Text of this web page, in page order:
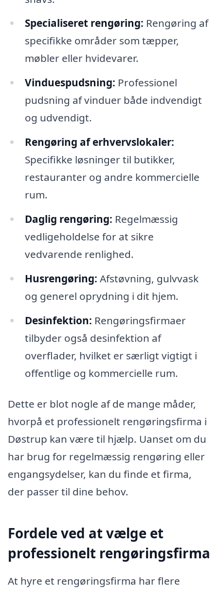
Specialiseret rengøring: Rengøring af
specifikke områder som tæpper,
møbler eller hvidevarer.
Vinduespudsning: Professionel
pudsning af vinduer både indvendigt
og udvendigt.
Rengøring af erhvervslokaler:
Specifikke løsninger til butikker,
restauranter og andre kommercielle
rum.
Daglig rengøring: Regelmæssig
vedligeholdelse for at sikre
vedvarende renlighed.
Husrengøring: Afstøvning, gulvvask
og generel oprydning i dit hjem.
Desinfektion: Rengøringsfirmaer
tilbyder også desinfektion af
overflader, hvilket er særligt vigtigt i
offentlige og kommercielle rum.
Dette er blot nogle af de mange måder,
hvorpå et professionelt rengøringsfirma i
Døstrup kan være til hjælp. Uanset om du
har brug for regelmæssig rengøring eller
engangsydelser, kan du finde et firma,
der passer til dine behov.
Fordele ved at vælge et
professionelt rengøringsfirma
At hyre et rengøringsfirma har flere